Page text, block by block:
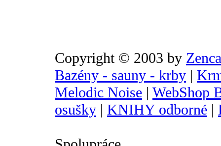
Copyright © 2003 by
Bazény - sauny - krby |
Melodic Noise | WebShop
osušky | KNIHY odborné |